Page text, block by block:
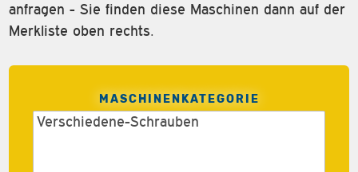
anfragen - Sie finden diese Maschinen dann auf der
Merkliste oben rechts.
MASCHINENKATEGORIE